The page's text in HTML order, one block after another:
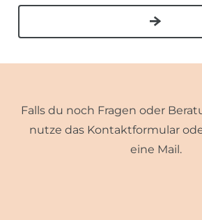
Falls du noch Fragen oder
nutze das Kontaktformular
eine Mail.